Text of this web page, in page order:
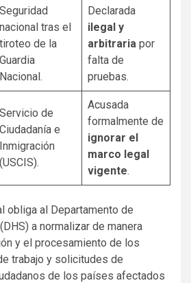
Seguridad
nacional tras el
tiroteo de la
Guardia
Nacional.
Declarada
ilegal y
arbitraria por
falta de
pruebas.
Servicio de
Ciudadanía e
Inmigración
(USCIS).
Acusada
formalmente de
ignorar el
marco legal
vigente.
obliga al Departamento de
a normalizar de manera
y el procesamiento de los
trabajo y solicitudes de
de los países afectados